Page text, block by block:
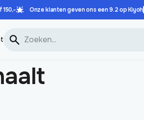
150,- Onze klanten geven ons een 9.2 op Kiyoh